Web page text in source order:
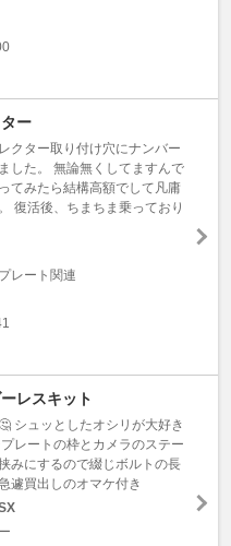
ー
クター取り付け穴にナンバー
した。 無論無くしてますんで
てみたら結構高額でして凡庸
復活後、ちまちま乗っており
レート関連
レスキット
シュッとしたオシリが大好き
レートの枠とカメラのステー
みにするので綴じボルトの長
遽買出しのオマケ付き